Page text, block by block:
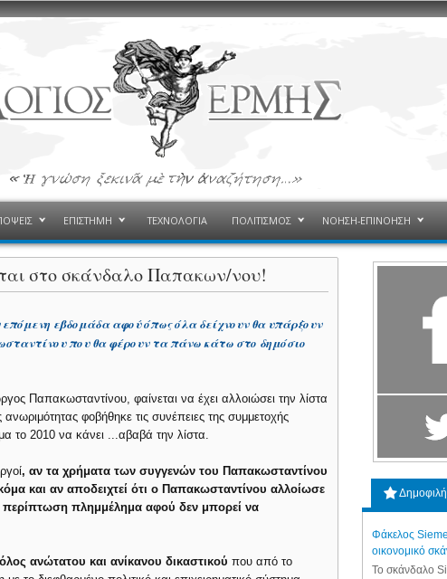
ΕΠΙΣΤΗΜΗ ΤΕΧΝΟΛΟΓΙΑ ΠΟΛΙΤΙΣΜΟΣ ΝΟΗΣΗ-ΕΠΙΝΟΗΣΗ
στο σκάνδαλο Παπακων/νου!
εβδομάδα αφού όπως όλα δείχνουν θα υπάρξουν
που θα φέρουν τα πάνω κάτω στο δημόσιο
Παπακωσταντίνου, φαίνεται να έχει αλλοιώσει την λίστα
φοβήθηκε τις συνέπειες της συμμετοχής
το 2010 να κάνει ...αβαβά την λίστα.
, αν τα χρήματα των συγγενών του Παπακωσταντίνου
και αν αποδειχτεί ότι ο Παπακωσταντίνου αλλοίωσε
περίπτωση πλημμέλημα αφού δεν μπορεί να
ανώτατου και ανίκανου δικαστικού που από το
Δημοφιλή
Φάκελος
οικονομικό
Το σκάνδαλο